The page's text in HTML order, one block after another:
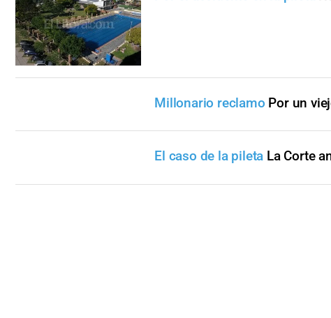
Millonario reclamo Por un
El caso de la pileta La Corte